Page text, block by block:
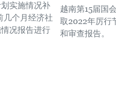
实施情况补
几个月经济社
况报告进行
越南第15届国
取2022年厉行
和审查报告。